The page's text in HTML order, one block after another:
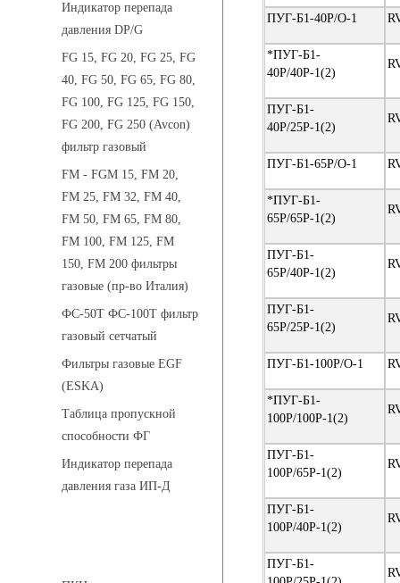
Индикатор перепада
давления DP/G
FG 15, FG 20, FG 25, FG
40, FG 50, FG 65, FG 80,
FG 100, FG 125, FG 150,
FG 200, FG 250 (Avcon)
фильтр газовый
FM - FGM 15, FM 20,
FM 25, FM 32, FM 40,
FM 50, FM 65, FM 80,
FM 100, FM 125, FM
150, FM 200 фильтры
газовые (пр-во Италия)
ФС-50Т ФС-100Т фильтр
газовый сетчатый
Фильтры газовые EGF
(ESKA)
Таблица пропускной
способности ФГ
Индикатор перепада
давления газа ИП-Д
ПУГ-Б1-40Р/O-1
*ПУГ-Б1-
40Р/40Р-1(2)
ПУГ-Б1-
40Р/25Р-1(2)
ПУГ-Б1-65Р/О-1
*ПУГ-Б1-
65Р/65Р-1(2)
ПУГ-Б1-
65Р/40Р-1(2)
ПУГ-Б1-
65Р/25Р-1(2)
ПУГ-Б1-100Р/О-1
*ПУГ-Б1-
100Р/100Р-1(2)
ПУГ-Б1-
100Р/65Р-1(2)
ПУГ-Б1-
100Р/40Р-1(2)
ПУГ-Б1-